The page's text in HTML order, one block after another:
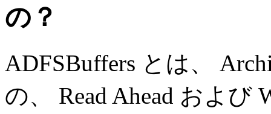
の？
ADFSBuffers とは、
の、 Read Ahead および